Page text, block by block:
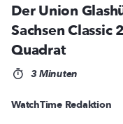
Der Union
Sachsen
Quadrat
3 Minuten
WatchTime Redaktion